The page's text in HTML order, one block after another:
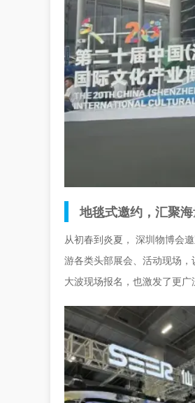
地毯式邀约，汇聚
从初春到炎夏， 深圳物博会
游各类头部展会、活动现场
大波现场报名，也激发了更广